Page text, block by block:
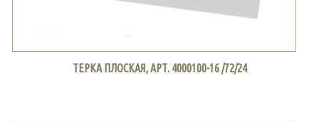
ТЕРКА ПЛОСКАЯ, АРТ. 4000100-16 /72/24